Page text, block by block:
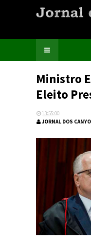
Ministro
Eleito
13:55:00
JORNAL DOS